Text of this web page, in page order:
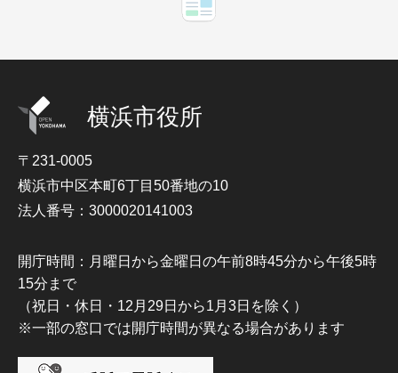
横浜市役所
〒231-0005
横浜市中区本町6丁目50番地の10
法人番号：3000020141003
開庁時間：月曜日から金曜日の午前8時45分から午後5時
15分まで
（祝日・休日・12月29日から1月3日を除く）
※一部の窓口では開庁時間が異なる場合があります